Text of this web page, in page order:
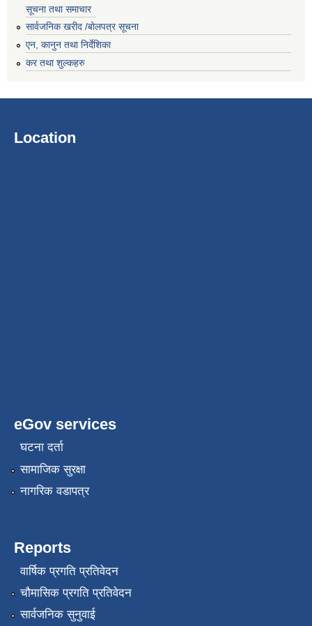
सूचना तथा समाचार
सार्वजनिक खरीद /बोलपत्र सूचना
एन, कानुन तथा निर्देशिका
कर तथा शुल्कहरु
Location
eGov services
घटना दर्ता
सामाजिक सुरक्षा
नागरिक वडापत्र
Reports
वार्षिक प्रगति प्रतिवेदन
चौमासिक प्रगति प्रतिवेदन
सार्वजनिक सुनुवाई